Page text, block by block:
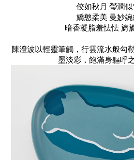
佼如秋月 瑩潤
嬌憨柔美 曼妙
暗香凝脂羞怯怯 旖
陳澄波以輕靈筆觸，行雲流水般勾
墨淡彩，飽滿身軀呼之